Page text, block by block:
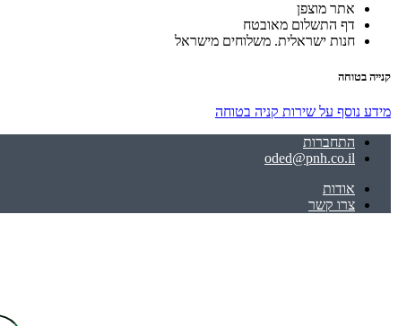
אתר מוצפן
דף התשלום מאובטח
חנות ישראלית. משלוחים מישראל
קנייה בטוחה
מידע נוסף על שירות קניה בטוחה
התחברות
oded@pnh.co.il
אודות
צרו קשר